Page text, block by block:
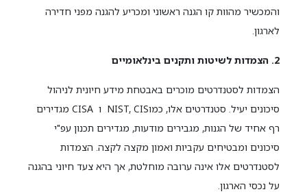
והמכשיר מהוות קו הגנה ראשוני ומכריע להגנה מפני חדירה
לארגון.
2. הצמדות לשיטות ותקנים בינלאומיים
הצמדות לסטנדרטים מוכרים באבטחת מידע חיונית לניהול
סיכונים יעיל. סטנדרטים אלו, כמוNIST, CIS ו CISA מגדירים
רף אחיד של הגנות, מגבירים מודעות, מגדירים תכנון עפ"י
סיכונים ומבטיחים עקביות ואמון מקצה לקצה. הצמדות
לסטנדרטים אלו אינה ערובה מוחלטת, אך היא צעד חיוני בהגנה
על נכסי הארגון.